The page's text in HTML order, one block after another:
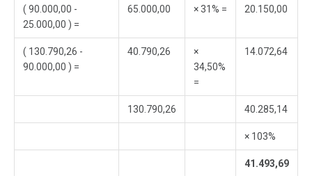
( 90.000,00 -
25.000,00 ) =
65.000,00 × 31% = 20.150,00
( 130.790,26 -
90.000,00 ) =
40.790,26
×
34,50%
=
14.072,64
130.790,26 40.285,14
× 103%
41.493,69